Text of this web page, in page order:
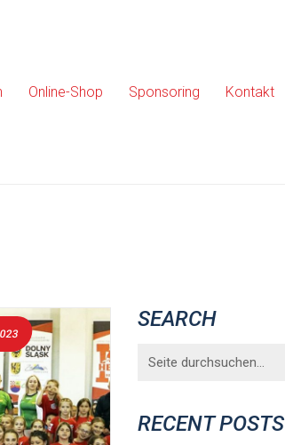
Online-Shop Sponsoring Kontakt
SEARCH
for:
RECENT POSTS